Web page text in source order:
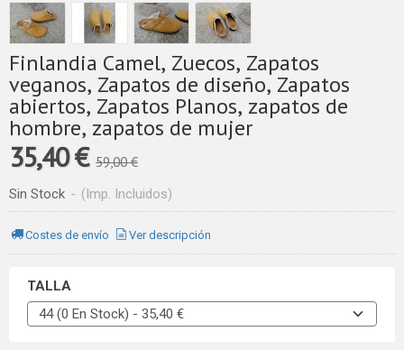
Finlandia Camel, Zuecos, Zapatos
veganos, Zapatos de diseño, Zapatos
abiertos, Zapatos Planos, zapatos de
hombre, zapatos de mujer
35,40 € 59,00 €
Sin Stock - (Imp. Incluidos)
Costes de envío Ver descripción
TALLA